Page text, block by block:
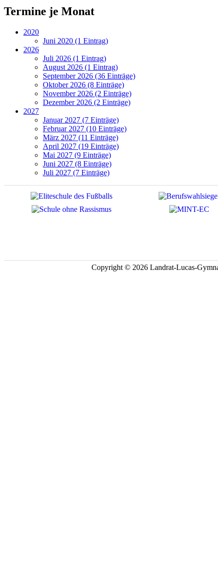
Termine je Monat
2020
Juni 2020 (1 Eintrag)
2026
Juli 2026 (1 Eintrag)
August 2026 (1 Eintrag)
September 2026 (36 Einträge)
Oktober 2026 (8 Einträge)
November 2026 (2 Einträge)
Dezember 2026 (2 Einträge)
2027
Januar 2027 (7 Einträge)
Februar 2027 (10 Einträge)
März 2027 (11 Einträge)
April 2027 (19 Einträge)
Mai 2027 (9 Einträge)
Juni 2027 (8 Einträge)
Juli 2027 (7 Einträge)
Copyright © 2026 Landrat-Lucas-